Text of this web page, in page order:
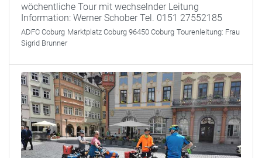
wöchentliche Tour mit wechselnder Leitung
Information: Werner Schober Tel. 0151 27552185
ADFC Coburg Marktplatz Coburg 96450 Coburg Tourenleitung: Frau
Sigrid Brunner